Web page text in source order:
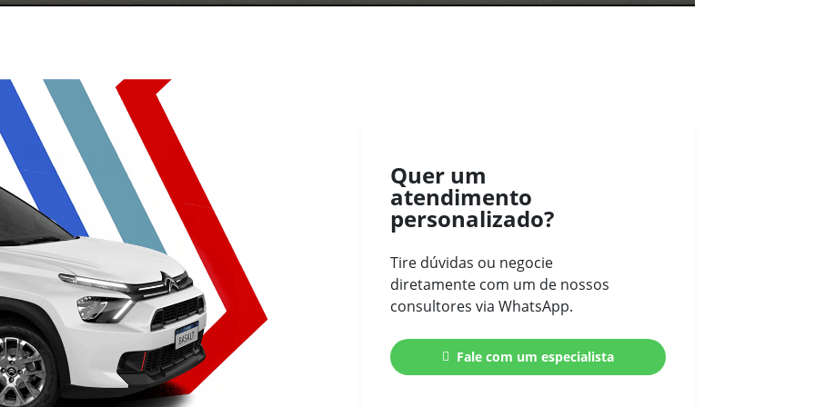
Quer um
atendimento
personalizado?
Tire dúvidas ou negocie
diretamente com um de nossos
consultores via WhatsApp.
Fale com um especialista